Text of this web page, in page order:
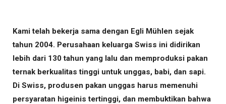
Kami telah bekerja sama dengan Egli Mühlen sejak
tahun 2004. Perusahaan keluarga Swiss ini didirikan
lebih dari 130 tahun yang lalu dan memproduksi pakan
ternak berkualitas tinggi untuk unggas, babi, dan sapi.
Di Swiss, produsen pakan unggas harus memenuhi
persyaratan higeinis tertinggi, dan membuktikan bahwa